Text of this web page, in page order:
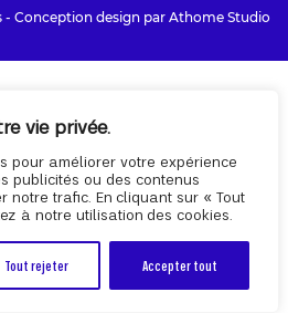
vie privée.
pour améliorer votre expérience
publicités ou des contenus
notre trafic. En cliquant sur « Tout
à notre utilisation des cookies.
Tout rejeter Accepter tout
- Conception design par Athome Studio